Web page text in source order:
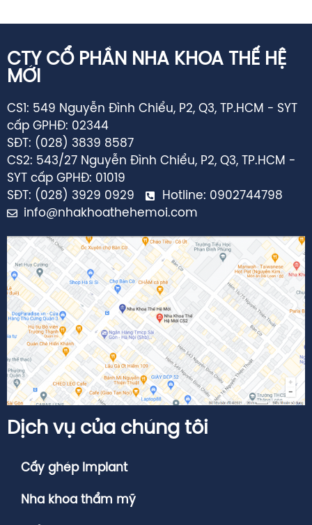
CTY CỔ PHẦN NHA KHOA THẾ HỆ
MỚI
CS1: 549 Nguyễn Đình Chiểu, P2, Q3, TP.HCM - SYT
cấp GPHĐ: 02344
SĐT: (028) 3839 8587
CS2: 543/27 Nguyễn Đình Chiểu, P2, Q3, TP.HCM -
SYT cấp GPHĐ: 01019
SĐT: (028) 3929 0929
Hotline: 0902744798
info@nhakhoathehemoi.com
Dịch vụ của chúng tôi
Cấy ghép Implant
Nha khoa thẩm mỹ